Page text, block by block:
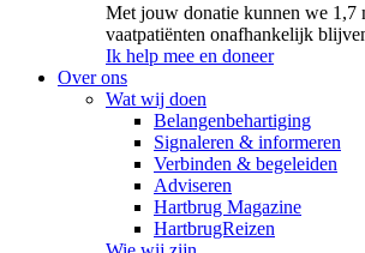
Met jouw donatie kunnen we 1,7
vaatpatiënten onafhankelijk
Ik help mee en doneer
Over ons
Wat wij doen
Belangenbehartiging
Signaleren & informeren
Verbinden & begeleiden
Adviseren
Hartbrug Magazine
HartbrugReizen